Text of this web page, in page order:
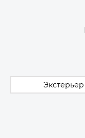
Экстерьер